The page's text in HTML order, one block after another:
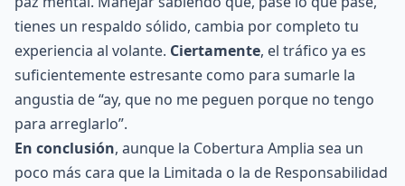
tienes un respaldo sólido, cambia por completo tu
experiencia al volante. Ciertamente, el tráfico ya es
suficientemente estresante como para sumarle la
angustia de “ay, que no me peguen porque no tengo
para arreglarlo”.
En conclusión, aunque la Cobertura Amplia sea un
poco más cara que la Limitada o la de Responsabilidad